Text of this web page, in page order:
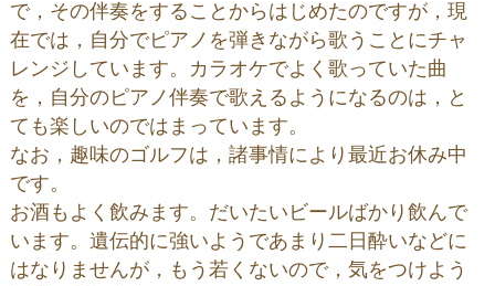
で，その伴奏をすることからはじめたのですが，現
在では，自分でピアノを弾きながら歌うことにチャ
レンジしています。カラオケでよく歌っていた曲
を，自分のピアノ伴奏で歌えるようになるのは，と
ても楽しいのではまっています。
なお，趣味のゴルフは，諸事情により最近お休み中
です。
お酒もよく飲みます。だいたいビールばかり飲んで
います。遺伝的に強いようであまり二日酔いなどに
はなりませんが，もう若くないので，気をつけよう